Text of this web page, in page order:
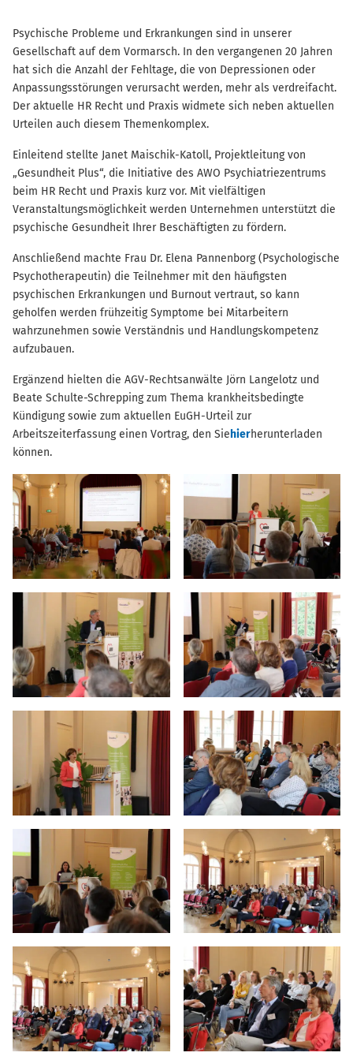
Psychische Probleme und Erkrankungen sind in unserer
Gesellschaft auf dem Vormarsch. In den vergangenen 20 Jahren
hat sich die Anzahl der Fehltage, die von Depressionen oder
Anpassungsstörungen verursacht werden, mehr als verdreifacht.
Der aktuelle HR Recht und Praxis widmete sich neben aktuellen
Urteilen auch diesem Themenkomplex.
Einleitend stellte Janet Maischik-Katoll, Projektleitung von
„Gesundheit Plus“, die Initiative des AWO Psychiatriezentrums
beim HR Recht und Praxis kurz vor. Mit vielfältigen
Veranstaltungsmöglichkeit werden Unternehmen unterstützt die
psychische Gesundheit Ihrer Beschäftigten zu fördern.
Anschließend machte Frau Dr. Elena Pannenborg (Psychologische
Psychotherapeutin) die Teilnehmer mit den häufigsten
psychischen Erkrankungen und Burnout vertraut, so kann
geholfen werden frühzeitig Symptome bei Mitarbeitern
wahrzunehmen sowie Verständnis und Handlungskompetenz
aufzubauen.
Ergänzend hielten die AGV-Rechtsanwälte Jörn Langelotz und
Beate Schulte-Schrepping zum Thema krankheitsbedingte
Kündigung sowie zum aktuellen EuGH-Urteil zur
Arbeitszeiterfassung einen Vortrag, den Sie hierherunterladen
können.